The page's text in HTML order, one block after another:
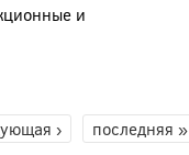
и
› последняя »